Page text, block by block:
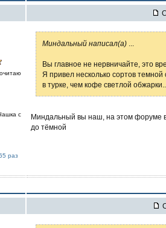
с
раз
Миндальный написал(а)
Вы главное не нервничайте, это
Я привел несколько сортов
в турке, чем кофе светлой обжарки..
Миндальный вы наш, на этом форуме
до тёмной